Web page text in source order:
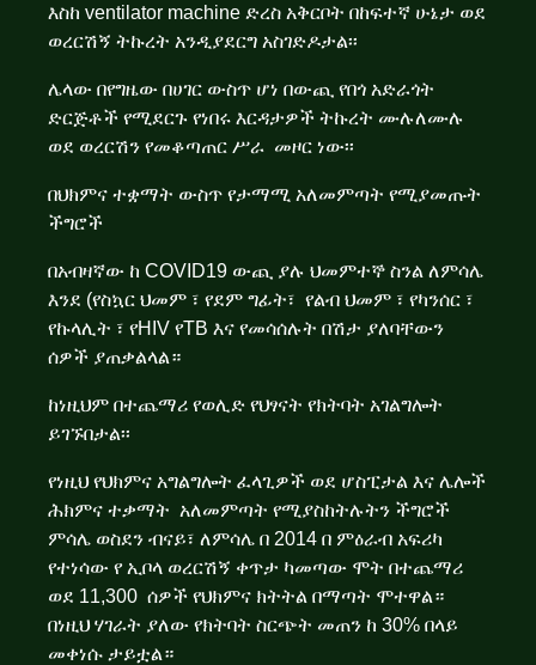
እስከ ventilator machine ድረስ አቅርቦት በከፍተኛ ሁኔታ ወደ
ወረርሽኝ ትኩረት አንዲያደርግ አስገድዶታል፡፡
ሌላው በየግዜው በሀገር ውስጥ ሆነ በውጪ የበጎ አድራጎት
ድርጅቶች የሚደርጉ የነበሩ እርዳታዎች ትኩረት ሙሉለሙሉ
ወደ ወረርሽን የመቆጣጠር ሥራ መዞር ነው፡፡
በህክምና ተቋማት ውስጥ የታማሚ አለመምጣት የሚያመጡት
ችግሮች
በአብዛኛው ከ COVID19 ውጪ ያሉ ህመምተኞ ስንል ለምሳሌ
እንደ (የስኳር ህመም ፣ የደም ግፊት፣ የልብ ህመም ፣ የካንሰር ፣
የኩላሊት ፣ የHIV የTB እና የመሳሰሉት በሽታ ያለባቸውን
ሰዎች ያጠቃልላል።
ከነዚህም በተጨማሪ የወሊድ የህፃናት የክትባት አገልግሎት
ይገኙበታል፡፡
የነዚህ የህክምና አግልግሎት ፈላጊዎች ወደ ሆስፒታል እና ሌሎች
ሕክምና ተቃማት አለመምጣት የሚያስከትሉትን ችግሮች
ምሳሌ ወስደን ብናይ፣ ለምሳሌ በ 2014 በ ምዕራብ አፍሪካ
የተነሳው የ ኢቦላ ወረርሽኝ ቀጥታ ካመጣው ሞት በተጨማሪ
ወደ 11,300 ሰዎች የህክምና ክትትል በማጣት ሞተዋል።
በነዚህ ሃገራት ያለው የክትባት ስርጭት መጠን ከ 30% በላይ
መቀነሱ ታይቷል።